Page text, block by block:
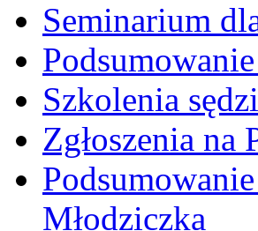
Seminarium
Szkolenia
Zgłoszenia na
Młodziczka